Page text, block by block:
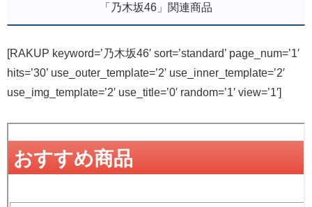
「乃木坂46」関連商品
[RAKUP keyword=’乃木坂46′ sort=’standard’ page_num=’1′
hits=’30’ use_outer_template=’2′ use_inner_template=’2′
use_img_template=’2′ use_title=’0′ random=’1′ view=’1′]